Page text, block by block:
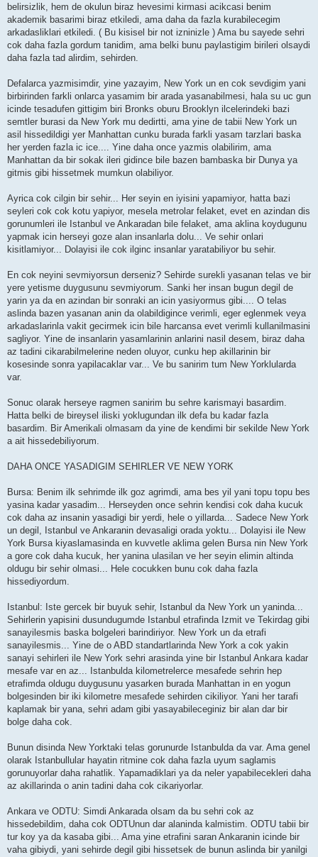
belirsizlik, hem de okulun biraz hevesimi kirmasi acikcasi benim
akademik basarimi biraz etkiledi, ama daha da fazla kurabilecegim
arkadasliklari etkiledi. ( Bu kisisel bir not izninizle ) Ama bu sayede sehri
cok daha fazla gordum tanidim, ama belki bunu paylastigim birileri olsaydi
daha fazla tad alirdim, sehirden.
Defalarca yazmisimdir, yine yazayim, New York un en cok sevdigim yani
birbirinden farkli onlarca yasamim bir arada yasanabilmesi, hala su uc gun
icinde tesadufen gittigim biri Bronks oburu Brooklyn ilcelerindeki bazi
semtler burasi da New York mu dedirtti, ama yine de tabii New York un
asil hissedildigi yer Manhattan cunku burada farkli yasam tarzlari baska
her yerden fazla ic ice.... Yine daha once yazmis olabilirim, ama
Manhattan da bir sokak ileri gidince bile bazen bambaska bir Dunya ya
gitmis gibi hissetmek mumkun olabiliyor.
Ayrica cok cilgin bir sehir... Her seyin en iyisini yapamiyor, hatta bazi
seyleri cok cok kotu yapiyor, mesela metrolar felaket, evet en azindan dis
gorunumleri ile Istanbul ve Ankaradan bile felaket, ama aklina koydugunu
yapmak icin herseyi goze alan insanlarla dolu... Ve sehir onlari
kisitlamiyor... Dolayisi ile cok ilginc insanlar yaratabiliyor bu sehir.
En cok neyini sevmiyorsun derseniz? Sehirde surekli yasanan telas ve bir
yere yetisme duygusunu sevmiyorum. Sanki her insan bugun degil de
yarin ya da en azindan bir sonraki an icin yasiyormus gibi.... O telas
aslinda bazen yasanan anin da olabildigince verimli, eger eglenmek veya
arkadaslarinla vakit gecirmek icin bile harcansa evet verimli kullanilmasini
sagliyor. Yine de insanlarin yasamlarinin anlarini nasil desem, biraz daha
az tadini cikarabilmelerine neden oluyor, cunku hep akillarinin bir
kosesinde sonra yapilacaklar var... Ve bu sanirim tum New Yorklularda
var.
Sonuc olarak herseye ragmen sanirim bu sehre karismayi basardim.
Hatta belki de bireysel iliski yoklugundan ilk defa bu kadar fazla
basardim. Bir Amerikali olmasam da yine de kendimi bir sekilde New York
a ait hissedebiliyorum.
DAHA ONCE YASADIGIM SEHIRLER VE NEW YORK
Bursa: Benim ilk sehrimde ilk goz agrimdi, ama bes yil yani topu topu bes
yasina kadar yasadim... Herseyden once sehrin kendisi cok daha kucuk
cok daha az insanin yasadigi bir yerdi, hele o yillarda... Sadece New York
un degil, Istanbul ve Ankaranin devasaligi orada yoktu... Dolayisi ile New
York Bursa kiyaslamasinda en kuvvetle aklima gelen Bursa nin New York
a gore cok daha kucuk, her yanina ulasilan ve her seyin elimin altinda
oldugu bir sehir olmasi... Hele cocukken bunu cok daha fazla
hissediyordum.
Istanbul: Iste gercek bir buyuk sehir, Istanbul da New York un yaninda...
Sehirlerin yapisini dusundugumde Istanbul etrafinda Izmit ve Tekirdag gibi
sanayilesmis baska bolgeleri barindiriyor. New York un da etrafi
sanayilesmis... Yine de o ABD standartlarinda New York a cok yakin
sanayi sehirleri ile New York sehri arasinda yine bir Istanbul Ankara kadar
mesafe var en az... Istanbulda kilometrelerce mesafede sehrin hep
etrafimda oldugu duygusunu yasarken burada Manhattan in en yogun
bolgesinden bir iki kilometre mesafede sehirden cikiliyor. Yani her tarafi
kaplamak bir yana, sehri adam gibi yasayabileceginiz bir alan dar bir
bolge daha cok.
Bunun disinda New Yorktaki telas gorunurde Istanbulda da var. Ama genel
olarak Istanbullular hayatin ritmine cok daha fazla uyum saglamis
gorunuyorlar daha rahatlik. Yapamadiklari ya da neler yapabilecekleri daha
az akillarinda o anin tadini daha cok cikariyorlar.
Ankara ve ODTU: Simdi Ankarada olsam da bu sehri cok az
hissedebildim, daha cok ODTUnun dar alaninda kalmistim. ODTU tabii bir
tur koy ya da kasaba gibi... Ama yine etrafini saran Ankaranin icinde bir
vaha gibiydi, yani sehirde degil gibi hissetsek de bunun aslinda bir yanilgi